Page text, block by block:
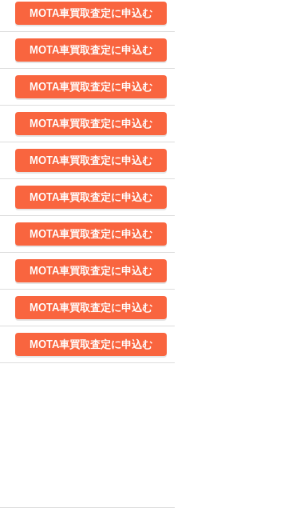
MOTA車買取査定に申込む
MOTA車買取査定に申込む
MOTA車買取査定に申込む
MOTA車買取査定に申込む
MOTA車買取査定に申込む
MOTA車買取査定に申込む
MOTA車買取査定に申込む
MOTA車買取査定に申込む
MOTA車買取査定に申込む
MOTA車買取査定に申込む